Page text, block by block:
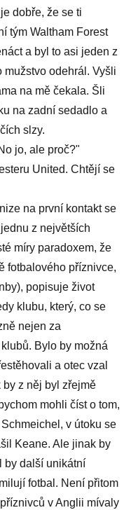
dobře, že se ti
tým Waltham Forest
a byl to asi jeden z
mužstvo odehrál. Vyšli
na mě čekala. Šli
na zadní sedadlo a
slzy.
jo, ale proč?"
United. Chtějí se
na první kontakt se
z největších
míry paradoxem, že
fotbalového příznivce,
popisuje život
klubu, který, co se
nejen za
Bylo by možná
a otec vzal
by z něj byl zřejmě
mohli číst o tom,
v útoku se
Keane. Ale jinak by
by další unikátní
fotbal. Není přitom
v Anglii mívaly